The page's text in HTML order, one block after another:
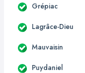
Grépiac
Lagrâce-Dieu
Mauvaisin
Puydaniel